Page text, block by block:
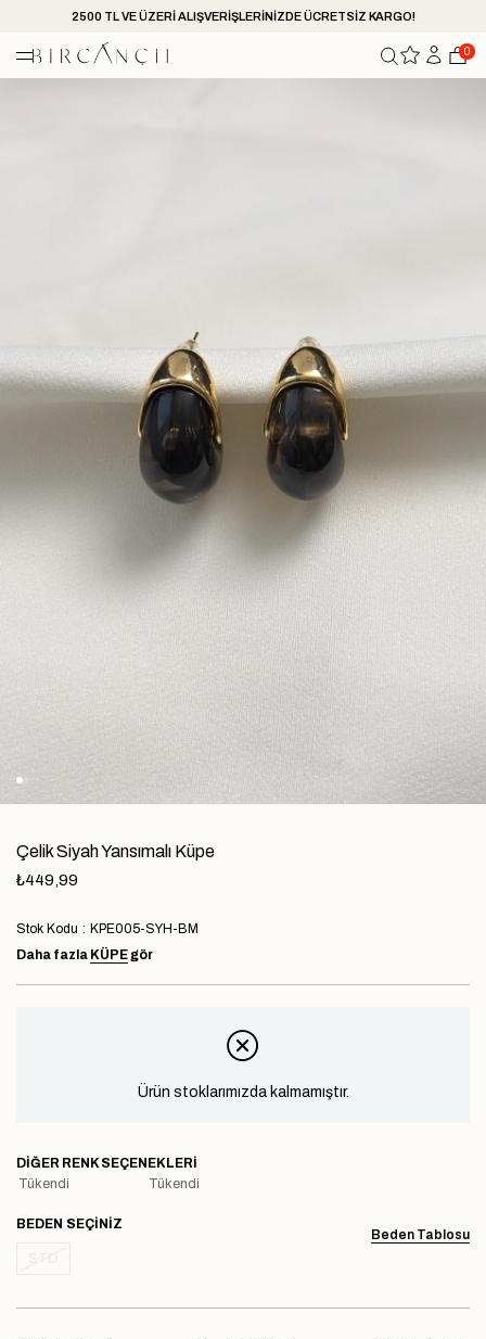
2500 TL VE ÜZERİ ALIŞVERİŞLERİNİZDE ÜCRETSİZ KARGO!
0
Çelik Siyah Yansımalı Küpe
₺449,99
Stok Kodu
KPE005-SYH-BM
Daha fazla KÜPE gör
Ürün stoklarımızda kalmamıştır.
DIĞER RENK SEÇENEKLERI
Tükendi
Tükendi
Beden Tablosu
BEDEN